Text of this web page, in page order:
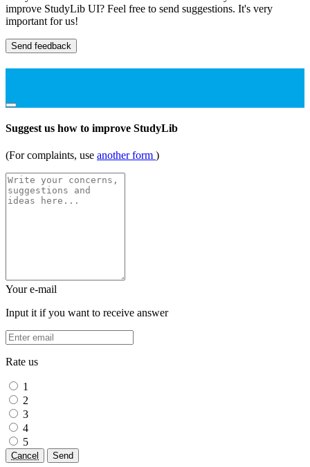
improve StudyLib UI? Feel free to send suggestions. It's very
important for us!
Send feedback
Suggest us how to improve StudyLib
(For complaints, use another form )
Your e-mail
Input it if you want to receive answer
Rate us
1
2
3
4
5
Cancel Send